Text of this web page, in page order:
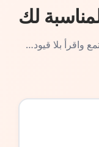
لك
واقرأ بلا قيود…